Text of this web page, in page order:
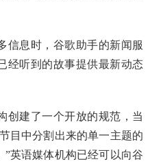
信息时，谷歌助手的新闻服
经听到的故事提供最新动态
创建了一个开放的规范，当
目中分割出来的单一主题的
英语媒体机构已经可以向谷